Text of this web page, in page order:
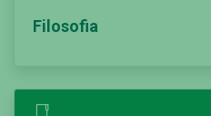
Filosofia